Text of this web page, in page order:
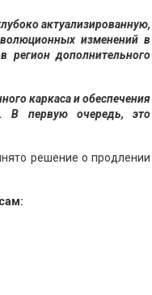
актуализированную,
изменений в
дополнительного
каркаса и обеспечения
В первую очередь, это
решение о продлении